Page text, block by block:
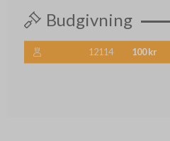
Budgivning
12114 100 kr